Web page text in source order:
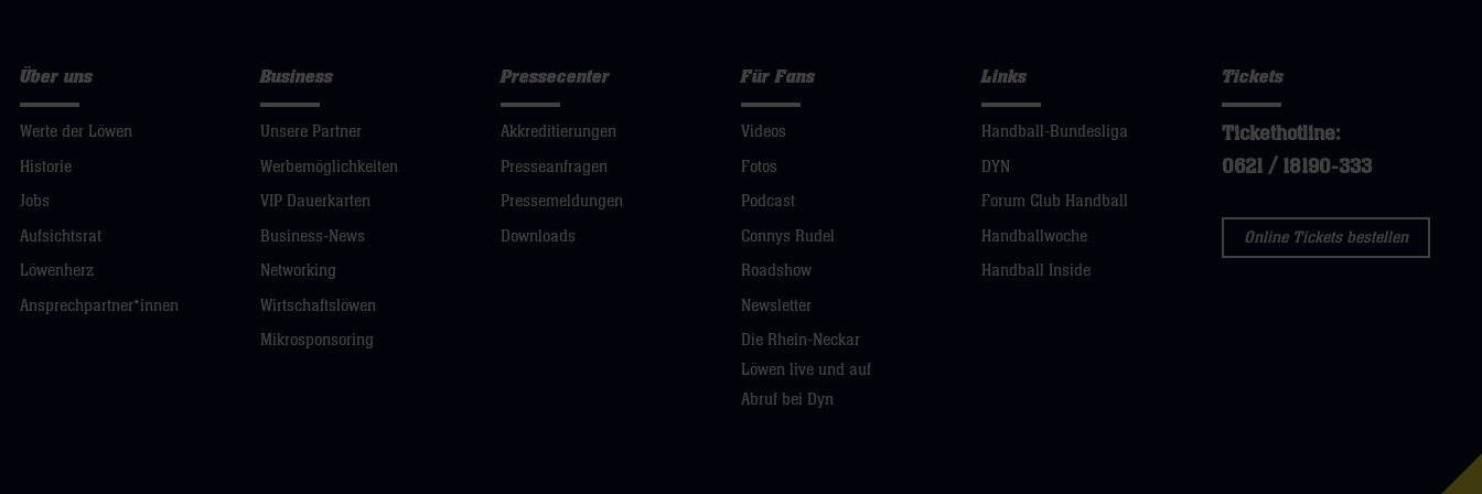
Über uns
Werte der Löwen
Historie
Jobs
Aufsichtsrat
Löwenherz
Ansprechpartner*innen
Business
Unsere Partner
Werbemöglichkeiten
VIP Dauerkarten
Business-News
Networking
Wirtschaftslöwen
Mikrosponsoring
Pressecenter
Akkreditierungen
Presseanfragen
Pressemeldungen
Downloads
Für Fans
Videos
Fotos
Podcast
Connys Rudel
Roadshow
Newsletter
Die Rhein-Neckar
Löwen live und auf
Abruf bei Dyn
Links
Handball-Bundesliga
DYN
Forum Club Handball
Handballwoche
Handball Inside
Tickets
Tickethotline:
0621 / 18190-333
Online Tickets bestellen